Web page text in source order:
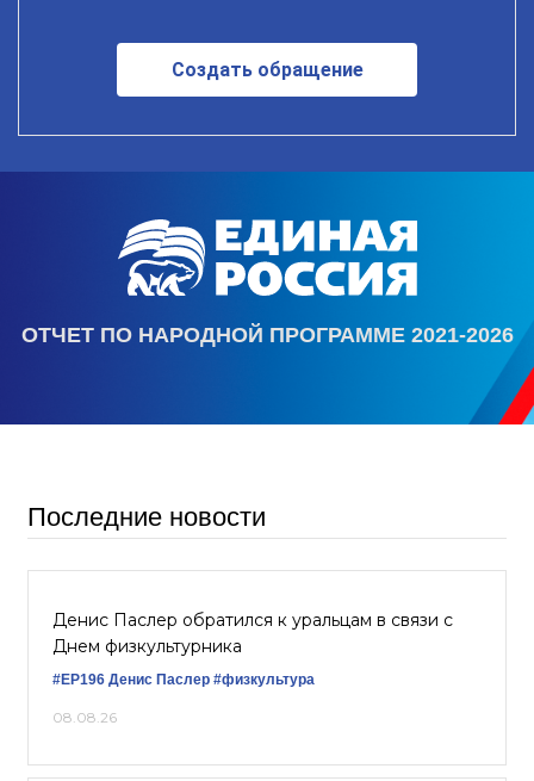
Создать обращение
ОТЧЕТ ПО НАРОДНОЙ ПРОГРАММЕ 2021-2026
Последние новости
Денис Паслер обратился к уральцам в связи с
Днем физкультурника
#ЕР196 Денис Паслер #физкультура
08.08.26